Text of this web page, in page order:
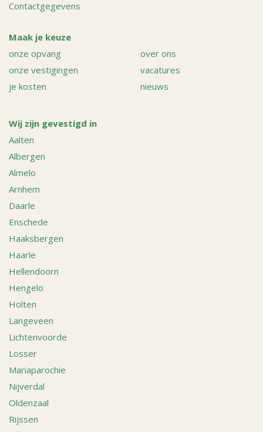
Contactgegevens
Maak je keuze
onze opvang
onze vestigingen
je kosten
over ons
vacatures
nieuws
Wij zijn gevestigd in
Aalten
Albergen
Almelo
Arnhem
Daarle
Enschede
Haaksbergen
Haarle
Hellendoorn
Hengelo
Holten
Langeveen
Lichtenvoorde
Losser
Mariaparochie
Nijverdal
Oldenzaal
Rijssen